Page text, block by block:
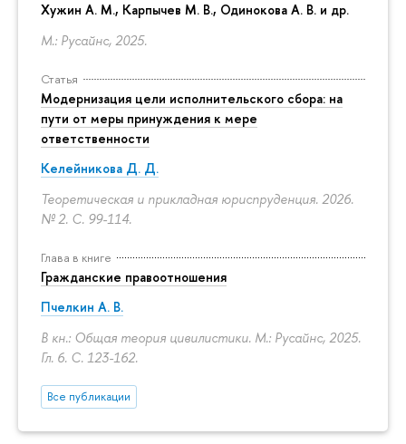
Хужин А. М., Карпычев М. В., Одинокова А. В. и др.
М.: Русайнс, 2025.
Статья
Модернизация цели исполнительского сбора: на
пути от меры принуждения к мере
ответственности
Келейникова Д. Д.
Теоретическая и прикладная юриспруденция. 2026.
№ 2. С. 99-114.
Глава в книге
Гражданские правоотношения
Пчелкин А. В.
В кн.: Общая теория цивилистики. М.: Русайнс, 2025.
Гл. 6. С. 123-162.
Все публикации